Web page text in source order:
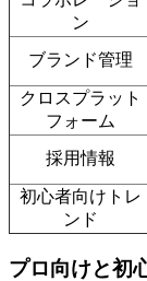
ン
ブランド管理
クロスプラット
フォーム
採用情報
初心者向けトレ
ンド
プロ向けと初